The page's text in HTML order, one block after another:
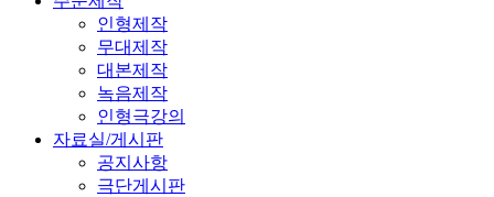
인형제작
무대제작
대본제작
녹음제작
인형극강의
자료실/게시판
공지사항
극단게시판